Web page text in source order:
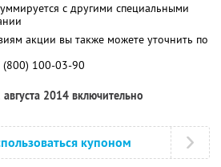
с другими специальными
акции вы также можете уточнить по
(800) 100-03-90
2014 включительно
купоном